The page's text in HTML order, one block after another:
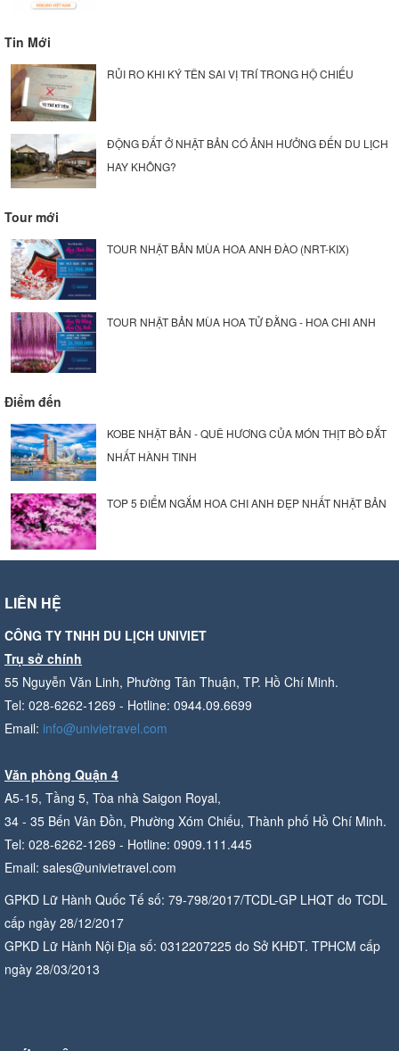
Tin Mới
RỦI RO KHI KÝ TÊN SAI VỊ TRÍ TRONG HỘ CHIẾU
ĐỘNG ĐẤT Ở NHẬT BẢN CÓ ẢNH HƯỞNG ĐẾN DU LỊCH
HAY KHÔNG?
Tour mới
TOUR NHẬT BẢN MÙA HOA ANH ĐÀO (NRT-KIX)
TOUR NHẬT BẢN MÙA HOA TỬ ĐẰNG - HOA CHI ANH
Điểm đến
KOBE NHẬT BẢN - QUÊ HƯƠNG CỦA MÓN THỊT BÒ ĐẮT
NHẤT HÀNH TINH
TOP 5 ĐIỂM NGẮM HOA CHI ANH ĐẸP NHẤT NHẬT BẢN
LIÊN HỆ
CÔNG TY TNHH DU LỊCH UNIVIET
Trụ sở chính
55 Nguyễn Văn Linh, Phường Tân Thuận, TP. Hồ Chí Minh.
Tel: 028-6262-1269 - Hotline: 0944.09.6699
Email: info@univietravel.com
Văn phòng Quận 4
A5-15, Tầng 5, Tòa nhà Saigon Royal,
34 - 35 Bến Vân Đồn, Phường Xóm Chiếu, Thành phố Hồ Chí Minh.
Tel: 028-6262-1269 - Hotline: 0909.111.445
Email: sales@univietravel.com
GPKD Lữ Hành Quốc Tế số: 79-798/2017/TCDL-GP LHQT do TCDL
cấp ngày 28/12/2017
GPKD Lữ Hành Nội Địa số: 0312207225 do Sở KHĐT. TPHCM cấp
ngày 28/03/2013